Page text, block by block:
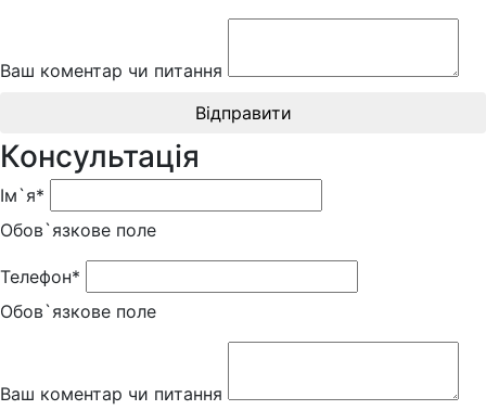
Ваш коментар чи питання
Відправити
Консультація
Ім`я*
Обов`язкове поле
Телефон*
Обов`язкове поле
Ваш коментар чи питання